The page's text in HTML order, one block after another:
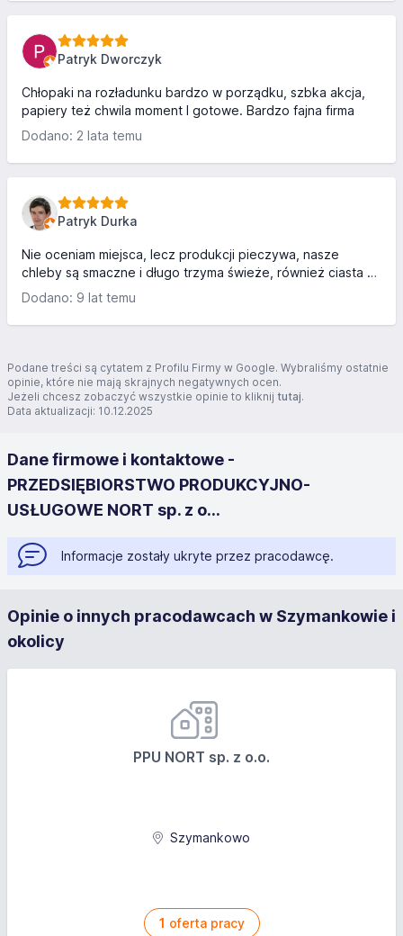
Patryk Dworczyk
Chłopaki na rozładunku bardzo w porządku, szbka akcja,
papiery też chwila moment I gotowe. Bardzo fajna firma
Dodano: 2 lata temu
Patryk Durka
Nie oceniam miejsca, lecz produkcji pieczywa, nasze
chleby są smaczne i długo trzyma świeże, również ciasta są
smaczne.
Dodano: 9 lat temu
Podane treści są cytatem z Profilu Firmy w Google. Wybraliśmy ostatnie
opinie, które nie mają skrajnych negatywnych ocen.
Jeżeli chcesz zobaczyć wszystkie opinie to kliknij tutaj.
Data aktualizacji: 10.12.2025
Dane firmowe i kontaktowe -
PRZEDSIĘBIORSTWO PRODUKCYJNO-
USŁUGOWE NORT sp. z o...
Informacje zostały ukryte przez pracodawcę.
Opinie o innych pracodawcach w Szymankowie i
okolicy
PPU NORT sp. z o.o.
Szymankowo
1 oferta pracy